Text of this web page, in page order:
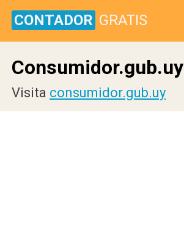
CONTADOR GRATIS
Consumidor.gub.uy
Visita consumidor.gub.uy